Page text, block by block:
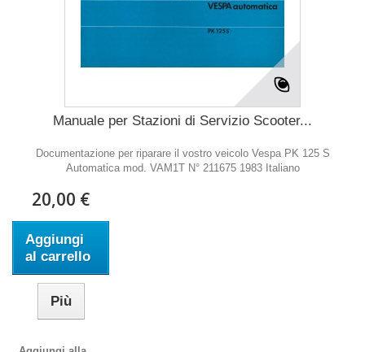
Manuale per Stazioni di Servizio Scooter...
Documentazione per riparare il vostro veicolo Vespa PK 125 S
Automatica mod. VAM1T N° 211675 1983 Italiano
20,00 €
Aggiungi
al carrello
Più